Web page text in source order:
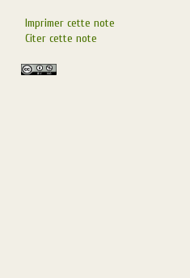
Imprimer cette note
Citer cette note